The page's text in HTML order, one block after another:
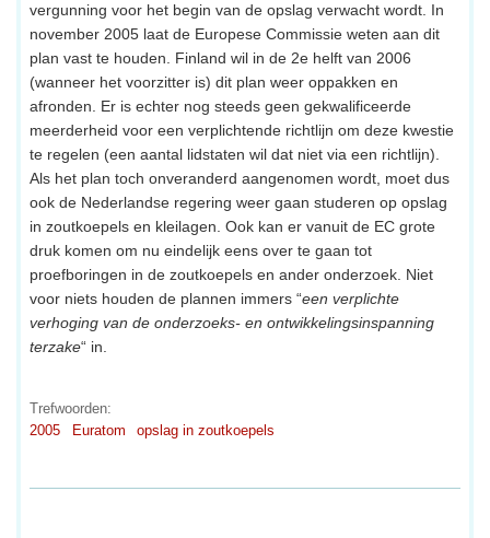
vergunning voor het begin van de opslag verwacht wordt. In
november 2005 laat de Europese Commissie weten aan dit
plan vast te houden. Finland wil in de 2e helft van 2006
(wanneer het voorzitter is) dit plan weer oppakken en
afronden. Er is echter nog steeds geen gekwalificeerde
meerderheid voor een verplichtende richtlijn om deze kwestie
te regelen (een aantal lidstaten wil dat niet via een richtlijn).
Als het plan toch onveranderd aangenomen wordt, moet dus
ook de Nederlandse regering weer gaan studeren op opslag
in zoutkoepels en kleilagen. Ook kan er vanuit de EC grote
druk komen om nu eindelijk eens over te gaan tot
proefboringen in de zoutkoepels en ander onderzoek. Niet
voor niets houden de plannen immers “een verplichte
verhoging van de onderzoeks- en ontwikkelingsinspanning
terzake“ in.
Trefwoorden:
2005
Euratom opslag in zoutkoepels